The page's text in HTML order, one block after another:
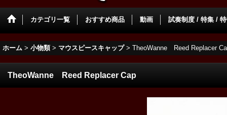
カテゴリ一覧 おすすめ商品 動画 試奏制度 / 特集 /
ホーム > 小物類 > マウスピースキャップ > TheoWanne Reed Replacer
TheoWanne Reed Replacer Cap